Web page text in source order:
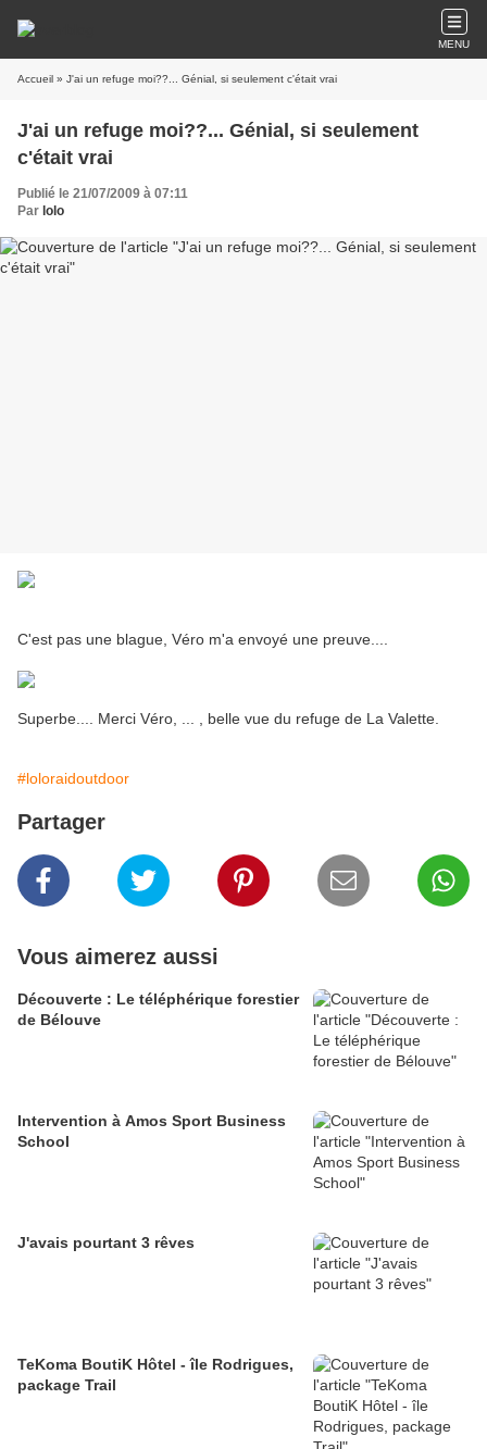
MENU
Accueil » J'ai un refuge moi??... Génial, si seulement c'était vrai
J'ai un refuge moi??... Génial, si seulement
c'était vrai
Publié le 21/07/2009 à 07:11
Par lolo
C'est pas une blague, Véro m'a envoyé une preuve....
Superbe.... Merci Véro, ... , belle vue du refuge de La Valette.
#loloraidoutdoor
Partager
Vous aimerez aussi
Découverte : Le téléphérique forestier
de Bélouve
Intervention à Amos Sport Business
School
J'avais pourtant 3 rêves
TeKoma BoutiK Hôtel - île Rodrigues,
package Trail